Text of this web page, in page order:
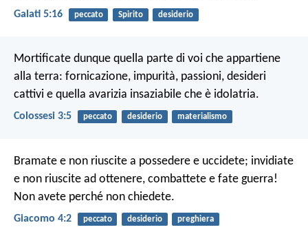
Galati 5:16 peccato Spirito desiderio
Mortificate dunque quella parte di voi che appartiene
alla terra: fornicazione, impurità, passioni, desideri
cattivi e quella avarizia insaziabile che è idolatria.
Colossesi 3:5 peccato desiderio materialismo
Bramate e non riuscite a possedere e uccidete; invidiate
e non riuscite ad ottenere, combattete e fate guerra!
Non avete perché non chiedete.
Giacomo 4:2 peccato desiderio preghiera